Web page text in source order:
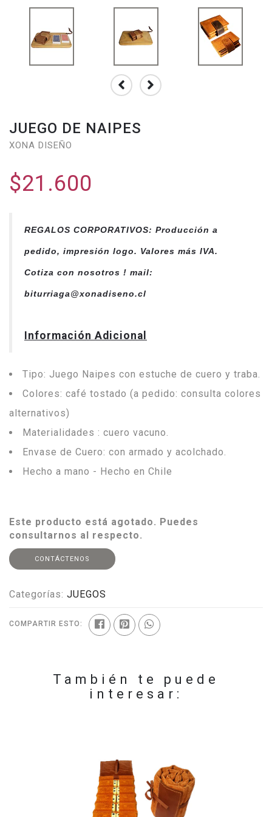
JUEGO DE NAIPES
XONA DISEÑO
$21.600
REGALOS CORPORATIVOS: Producción a
pedido, impresión logo. Valores más IVA.
Cotiza con nosotros ! mail:
biturriaga@xonadiseno.cl
Información Adicional
Tipo: Juego Naipes con estuche de cuero y traba.
Colores: café tostado (a pedido: consulta colores
alternativos)
Materialidades : cuero vacuno.
Envase de Cuero: con armado y acolchado.
Hecho a mano - Hecho en Chile
Este producto está agotado. Puedes
consultarnos al respecto.
CONTÁCTENOS
Categorías: JUEGOS
COMPARTIR ESTO:
También te puede
interesar: